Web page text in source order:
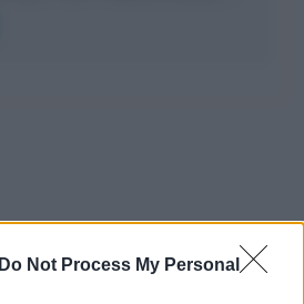
Do Not Process My Personal